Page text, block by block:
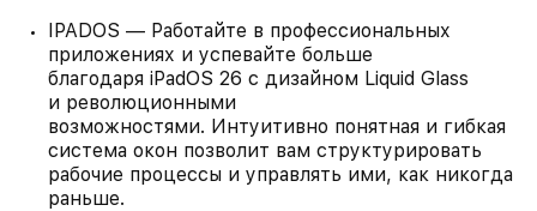
IPADOS — Работайте в профессиональных
приложениях и успевайте больше
благодаря iPadOS 26 с дизайном Liquid Glass
и революционными
возможностями. Интуитивно понятная и гибкая
система окон позволит вам структурировать
рабочие процессы и управлять ими, как никогда
раньше.